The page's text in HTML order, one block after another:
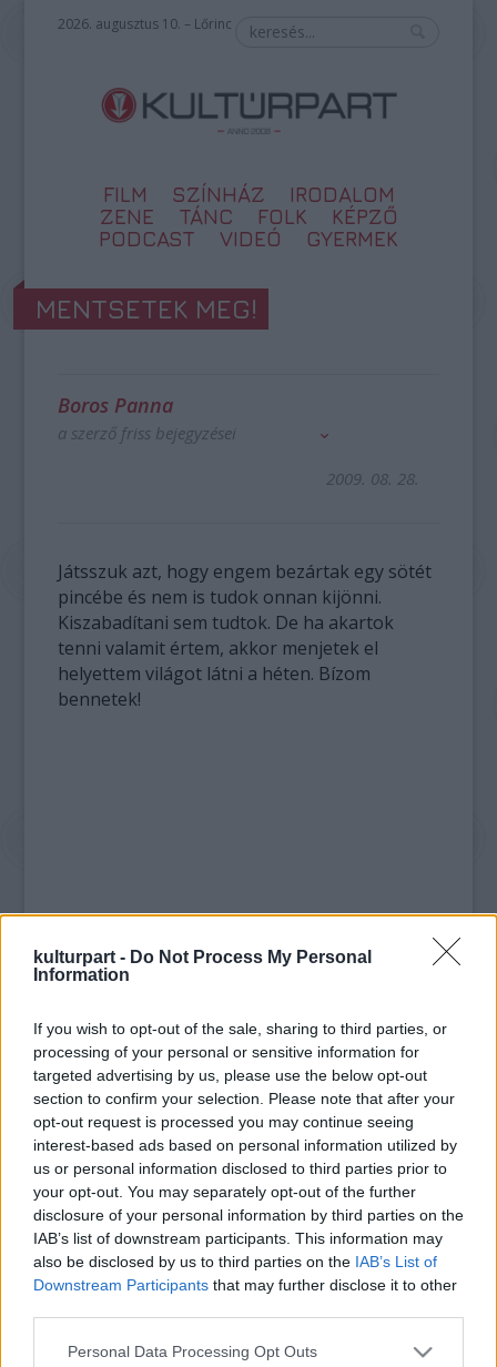
kulturpart - Do Not Process My Personal
Information
If you wish to opt-out of the sale, sharing to third parties, or
processing of your personal or sensitive information for
targeted advertising by us, please use the below opt-out
section to confirm your selection. Please note that after your
opt-out request is processed you may continue seeing
interest-based ads based on personal information utilized by
us or personal information disclosed to third parties prior to
your opt-out. You may separately opt-out of the further
disclosure of your personal information by third parties on the
IAB’s list of downstream participants. This information may
also be disclosed by us to third parties on the IAB’s List of
Downstream Participants that may further disclose it to other
Please note that this website/app uses one or more Google
Personal Data Processing Opt Outs
2026. augusztus 10. – Lőrinc
FILM SZÍNHÁZ
IRODALOM
ZENE
TÁNC FOLK
KÉPZŐ
PODCAST
VIDEÓ GYERMEK
MENTSETEK MEG!
Boros Panna
a szerző friss bejegyzései
2009. 08. 28.
Játsszuk azt, hogy engem bezártak egy sötét
pincébe és nem is tudok onnan kijönni.
Kiszabadítani sem tudtok. De ha akartok
tenni valamit értem, akkor menjetek el
helyettem világot látni a héten. Bízom
bennetek!
Mozgópart Kultúrplacc